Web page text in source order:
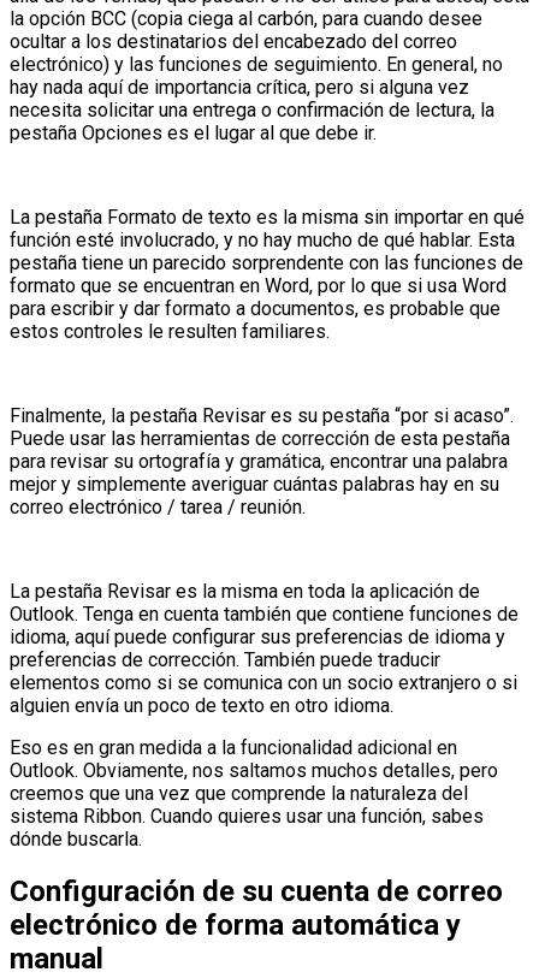
la opción BCC (copia ciega al carbón, para cuando desee
ocultar a los destinatarios del encabezado del correo
electrónico) y las funciones de seguimiento. En general, no
hay nada aquí de importancia crítica, pero si alguna vez
necesita solicitar una entrega o confirmación de lectura, la
pestaña Opciones es el lugar al que debe ir.
La pestaña Formato de texto es la misma sin importar en qué
función esté involucrado, y no hay mucho de qué hablar. Esta
pestaña tiene un parecido sorprendente con las funciones de
formato que se encuentran en Word, por lo que si usa Word
para escribir y dar formato a documentos, es probable que
estos controles le resulten familiares.
Finalmente, la pestaña Revisar es su pestaña “por si acaso”.
Puede usar las herramientas de corrección de esta pestaña
para revisar su ortografía y gramática, encontrar una palabra
mejor y simplemente averiguar cuántas palabras hay en su
correo electrónico / tarea / reunión.
La pestaña Revisar es la misma en toda la aplicación de
Outlook. Tenga en cuenta también que contiene funciones de
idioma, aquí puede configurar sus preferencias de idioma y
preferencias de corrección. También puede traducir
elementos como si se comunica con un socio extranjero o si
alguien envía un poco de texto en otro idioma.
Eso es en gran medida a la funcionalidad adicional en
Outlook. Obviamente, nos saltamos muchos detalles, pero
creemos que una vez que comprende la naturaleza del
sistema Ribbon. Cuando quieres usar una función, sabes
dónde buscarla.
Configuración de su cuenta de correo
electrónico de forma automática y
manual